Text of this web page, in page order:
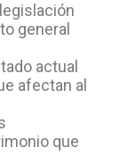
general
actual
afectan al
que